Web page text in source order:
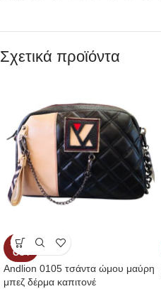
Σχετικά προϊόντα
SOLD
OUT
Andlion 0105 τσάντα ώμου μαύρη
μπεζ δέρμα καπιτονέ